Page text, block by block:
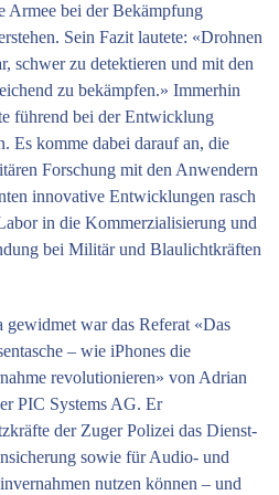
Armee bei der Bekämpfung
Sein Fazit lautete: «Drohnen
schwer zu detektieren und mit den
zu bekämpfen.» Immerhin
führend bei der Entwicklung
Es komme dabei darauf an, die
Forschung mit den Anwendern
innovative Entwicklungen rasch
in die Kommerzialisierung und
bei Militär und Blaulichtkräften
war das Referat «Das
– wie iPhones die
revolutionieren» von Adrian
PIC Systems AG. Er
der Zuger Polizei das Dienst-
sowie für Audio- und
nutzen können – und